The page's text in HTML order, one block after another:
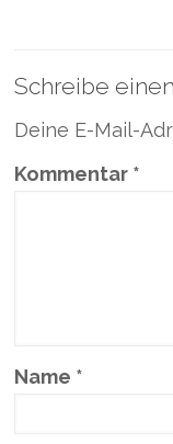
Schreibe
Deine E-Mail-
Kommentar *
Name *